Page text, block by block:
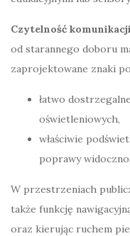
Czytelność
od starannego doboru
zaprojektowane znaki
łatwo
oświetleniowych,
właściwie
poprawy
W przestrzeniach
także funkcję
oraz kierując ruchem